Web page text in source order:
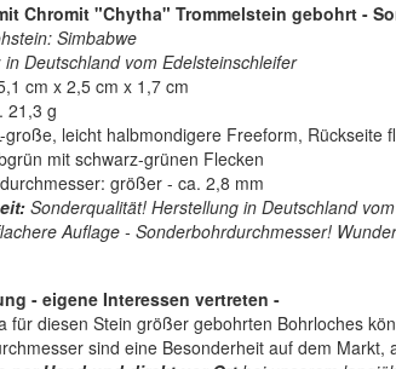
Chromit "Chytha" Trommelstein gebohrt -
Simbabwe
Deutschland vom Edelsteinschleifer
cm x 2,5 cm x 1,7 cm
21,3 g
große, leicht halbmondigere Freeform, Rückseite
mit schwarz-grünen Flecken
größer - ca. 2,8 mm
Sonderqualität! Herstellung in Deutschland
Auflage - Sonderbohrdurchmesser!
- eigene Interessen vertreten -
für diesen Stein größer gebohrten Bohrloches
sind eine Besonderheit auf dem